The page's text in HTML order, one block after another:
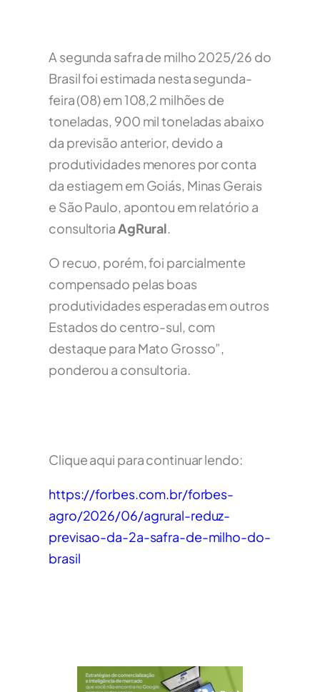
A segunda safra de milho 2025/26 do
Brasil foi estimada nesta segunda-
feira (08) em 108,2 milhões de
toneladas, 900 mil toneladas abaixo
da previsão anterior, devido a
produtividades menores por conta
da estiagem em Goiás, Minas Gerais
e São Paulo, apontou em relatório a
consultoriaAgRural.
O recuo, porém, foi parcialmente
compensado pelas boas
produtividades esperadas em outros
Estados do centro-sul, com
destaque para Mato Grosso”,
ponderou a consultoria.
Clique aqui para continuar lendo:
https://forbes.com.br/forbes-
agro/2026/06/agrural-reduz-
previsao-da-2a-safra-de-milho-do-
brasil